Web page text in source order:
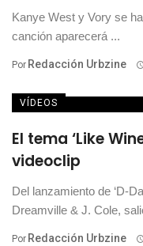
Kanye West y Vory se
canción aparecerá ...
Por Redacción Urbzine
VÍDEOS
El tema ‘Like
videoclip
Del lanzamiento de ‘D-
Dreamville & J. Cole,
Por Redacción Urbzine